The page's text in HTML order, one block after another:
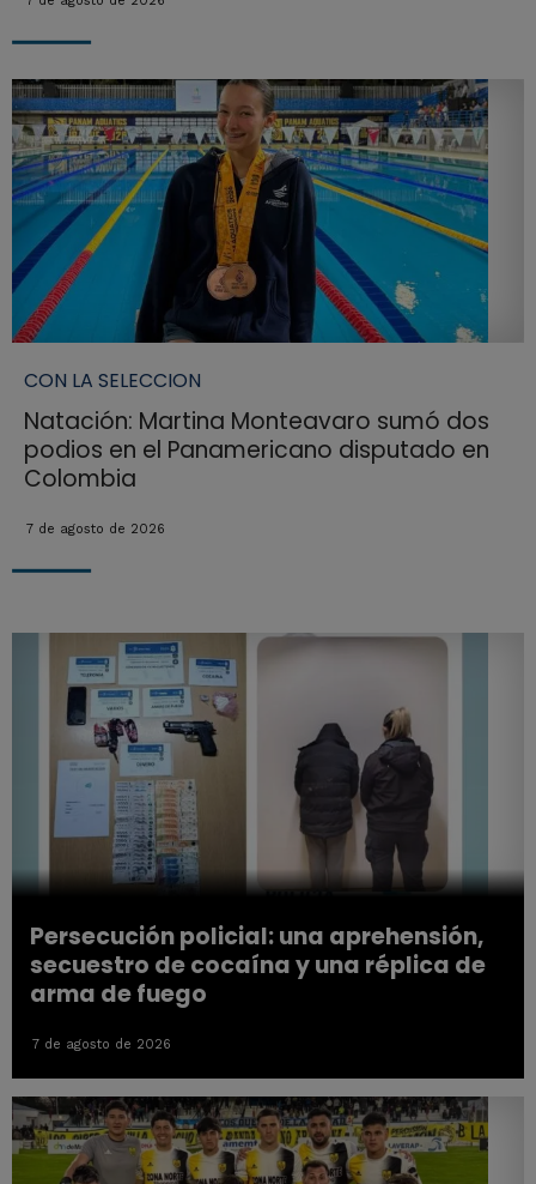
CON LA SELECCION
Natación: Martina Monteavaro sumó dos
podios en el Panamericano disputado en
Colombia
7 de agosto de 2026
Persecución policial: una aprehensión,
secuestro de cocaína y una réplica de
arma de fuego
7 de agosto de 2026